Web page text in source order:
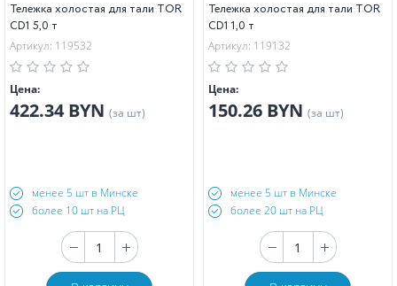
Тележка холостая для тали TOR
CD1 5,0 т
Артикул: 119532
Цена:
422.34 BYN (за шт)
менее 5 шт в Минске
более 10 шт на РЦ
Тележка холостая для тали TOR
CD1 1,0 т
Артикул: 119132
Цена:
150.26 BYN (за шт)
менее 5 шт в Минске
более 20 шт на РЦ